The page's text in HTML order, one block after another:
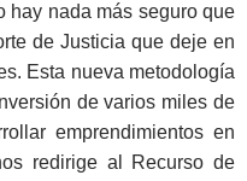
hay nada más seguro que
de Justicia que deje en
Esta nueva metodología
de varios miles de
emprendimientos en
redirige al Recurso de